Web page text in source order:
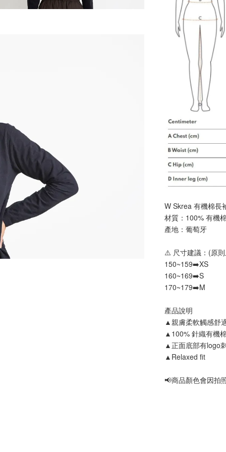
W Skrea 有機棉長
材質：100% 有機
產地：葡萄牙
⚠️ 尺寸建議：(原
150~159➡️XS
160~169➡️S
170~179➡️M
產品說明
▲親膚柔軟觸感舒
▲100% 針織有機
▲正面底部有logo
▲Relaxed fit
📢商品顏色會因拍